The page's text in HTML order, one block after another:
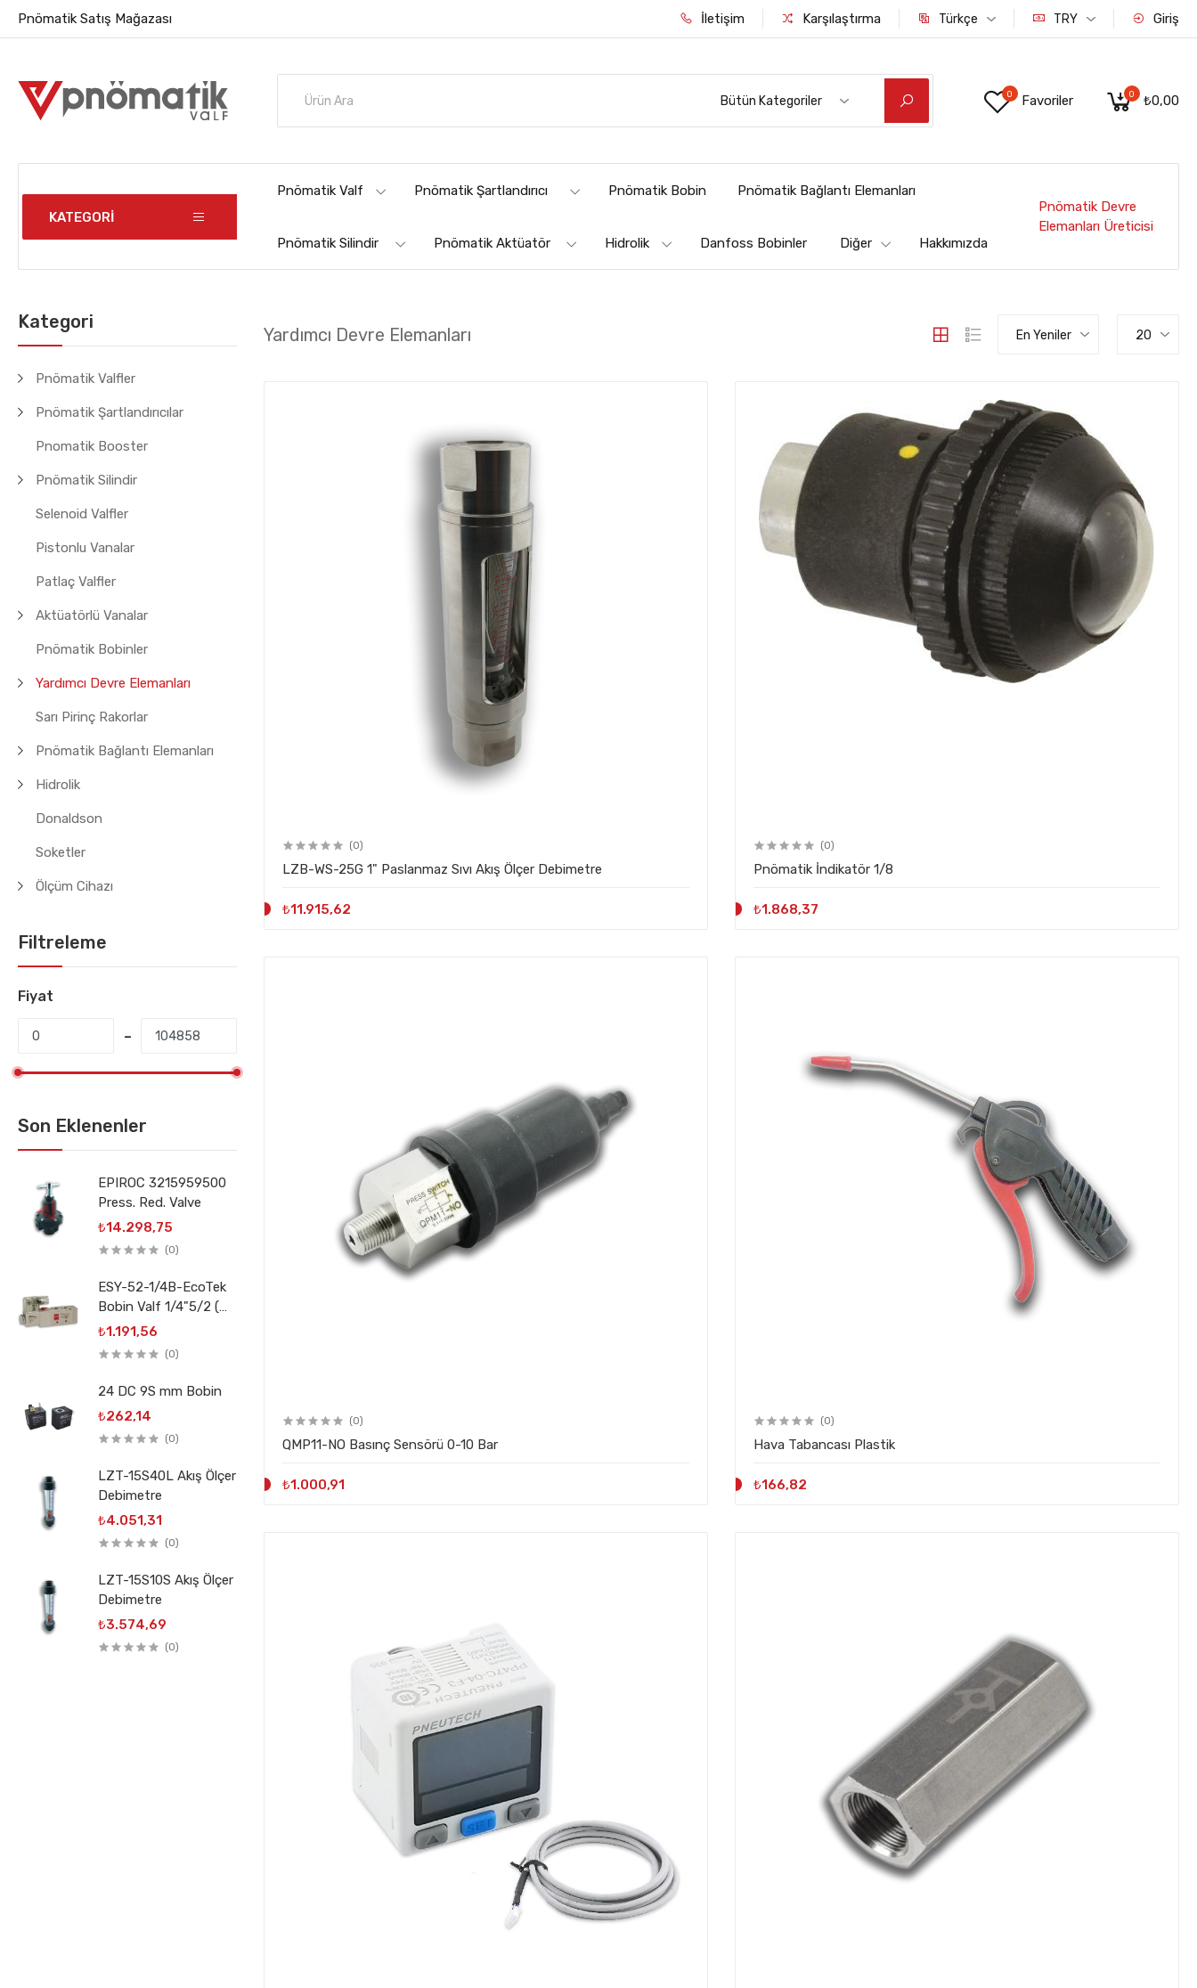
Pnömatik Satış Mağazası İletişim Karşılaştırma Türkçe TRY Giriş
Bütün Kategoriler 0 Favoriler 0 ₺0,00
KATEGORİ
Pnömatik Valf Pnömatik Şartlandırıcı Pnömatik Bobin Pnömatik Bağlantı Elemanları
Pnömatik Silindir Pnömatik Aktüatör Hidrolik Danfoss Bobinler Diğer Hakkımızda
Pnömatik Devre
Elemanları Üreticisi
Kategori
Pnömatik Valfler
Pnömatik Şartlandırıcılar
Pnomatik Booster
Pnömatik Silindir
Selenoid Valfler
Pistonlu Vanalar
Patlaç Valfler
Aktüatörlü Vanalar
Pnömatik Bobinler
Yardımcı Devre Elemanları
Sarı Pirinç Rakorlar
Pnömatik Bağlantı Elemanları
Hidrolik
Donaldson
Soketler
Ölçüm Cihazı
Filtreleme
Fiyat
Son Eklenenler
EPIROC 3215959500
Press. Red. Valve
₺14.298,75
(0)
ESY-52-1/4B-EcoTek
Bobin Valf 1/4"5/2 (
3V210-08)
₺1.191,56
(0)
24 DC 9S mm Bobin
₺262,14
(0)
LZT-15S40L Akış Ölçer
Debimetre
₺4.051,31
(0)
LZT-15S10S Akış Ölçer
Debimetre
₺3.574,69
(0)
Yardımcı Devre Elemanları En Yeniler 20
(0)
LZB-WS-25G 1" Paslanmaz Sıvı Akış Ölçer Debimetre
₺11.915,62
(0)
Pnömatik İndikatör 1/8
₺1.868,37
(0)
QMP11-NO Basınç Sensörü 0-10 Bar
₺1.000,91
(0)
Hava Tabancası Plastik
₺166,82